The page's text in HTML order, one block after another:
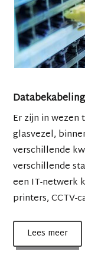
Databekabeling
Er zijn in
glasvezel,
verschillende
verschillende
een IT-netwerk
printers, CCTV-
Lees meer